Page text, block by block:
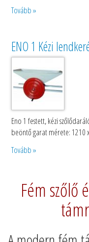
Tovább »
ENO 1 Kézi
Eno 1 festett, kézi
beöntő garat mérete: 1210
Tovább »
Fém szőlő